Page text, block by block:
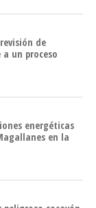
de
un proceso
energéticas
en la